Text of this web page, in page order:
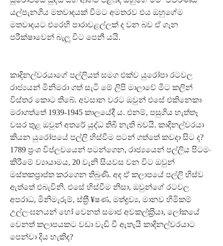
යල්පැනගිය මතවාදයක් වීමට අමතරව එය ඔහුගේම
මතවාදයට එරෙහි පාරාවළල්ලක් ද වන බව ඒ ගැන
පරීක්ෂාවෙන් බැලූ විට පෙනී යයි.
කාදිනල්වරයාගේ පල්ලියත් සමග එක්ව යුරෝපා රටවල
රාජ්‍යයන් මිනිමරා ගත් සැටි මේ ලිපි මාලාවේ මීට කලින්
විස්තර කොට තිබේ. අවසාන වරට ඔවුන් එසේ එකිනෙකා
මරාගත්තේ 1939-1945 කාලයේදී ය. එනම්, පසුගිය හැත්තෑ
වසර තුළ ඔවුන් අතරේ යුද්ධ තිබී නැති බවයි. කාදිනල්වරයා
කියන යුරෝපයේ පල්ලි හිස්වීම පටන් ගත්තේ කවදා සිට ද?
1789 ප‍්‍රංශ විප්ලවයෙන් පටන්ගෙන, රාජ්‍යයෙන් පල්ලිය පිටමං
කිරීමේ ව්‍යායාමය, 20 වැනි සියවස වන විට ඔවුන්
මස්තකප‍්‍රාප්ත කරගෙන තිබුණි. අද ඒ කලාපයේ පල්ලි හිස්ව
ඇත්තේ එබැවිනි. එසේ හිස්වීම නිසා, ඔවුන්ගේ රටවල
අපරාධ, මිනිමැරුම්, ස්ත‍්‍රී ¥ෂණ, මත්ද්‍රව්‍ය, මානව හිමිකම්
උල්ලංඝනයන් හෝ වෙනත් සමාජ අවකල්ක‍්‍රියා, ලෝකයේ
වෙනත් කලාපයකට වඩා වැඩි වී ඇතැයි කාදිනල්වරයාට
පෙන්වා දිය හැකිද?